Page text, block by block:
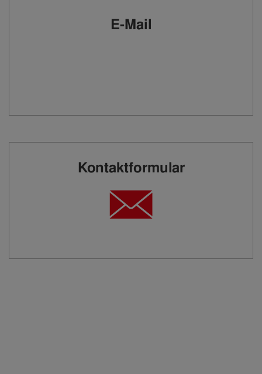
E-Mail
Kontaktformular